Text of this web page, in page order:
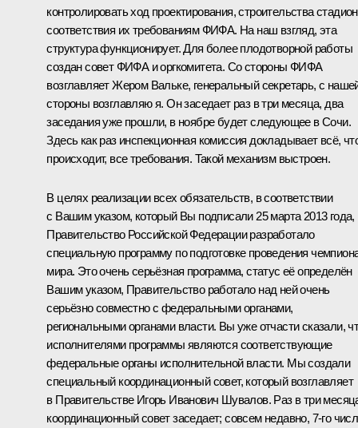
контролировать ход проектирования, строительства
соответствия их требованиям ФИФА. На наш взгляд, эта
структура функционирует. Для более плодотворной работы
создан совет ФИФА и оргкомитета. Со стороны ФИФА
возглавляет Жером Вальке, генеральный секретарь, с
стороны возглавляю я. Он заседает раз в три месяца, два
заседания уже прошли, в ноябре будет следующее в Сочи.
Здесь как раз инспекционная комиссия докладывает всё,
происходит, все требования. Такой механизм выстроен.
В целях реализации всех обязательств, в соответствии
с Вашим указом, который Вы подписали 25 марта 2013 года,
Правительство Российской Федерации разработало
специальную программу по подготовке проведения
мира. Это очень серьёзная программа, статус её определён
Вашим указом, Правительство работало над ней очень
серьёзно совместно с федеральными органами,
региональными органами власти. Вы уже отчасти сказали,
исполнителями программы являются соответствующие
федеральные органы исполнительной власти. Мы создали
специальный координационный совет, который возглавляет
в Правительстве Игорь Иванович Шувалов. Раз в три
координационный совет заседает; совсем недавно, 7-го